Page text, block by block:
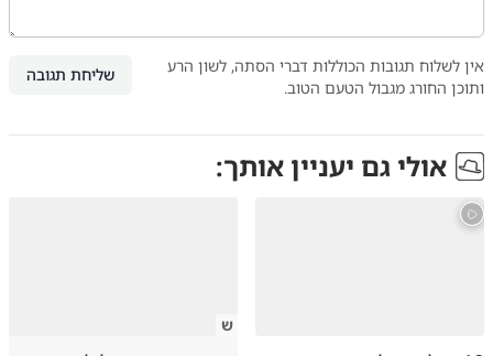
אין לשלוח תגובות הכוללות דברי הסתה, לשון הרע
ותוכן החורג מגבול הטעם הטוב.
שליחת תגובה
אולי גם יעניין אותך:
ש